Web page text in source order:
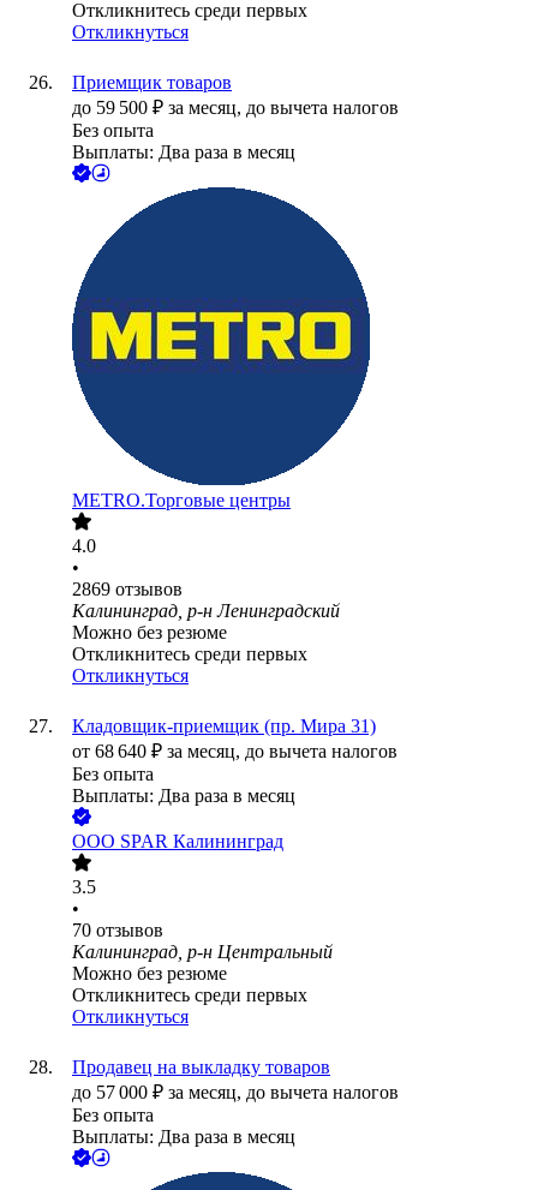
Откликнитесь среди первых
Откликнуться
Приемщик товаров
до 59 500 ₽ за месяц, до вычета налогов
Без опыта
Выплаты: Два раза в месяц
METRO.Торговые центры
4.0
•
2869 отзывов
Калининград, р-н Ленинградский
Можно без резюме
Откликнитесь среди первых
Откликнуться
Кладовщик-приемщик (пр. Мира 31)
от 68 640 ₽ за месяц, до вычета налогов
Без опыта
Выплаты: Два раза в месяц
ООО SPAR Калининград
3.5
•
70 отзывов
Калининград, р-н Центральный
Можно без резюме
Откликнитесь среди первых
Откликнуться
Продавец на выкладку товаров
до 57 000 ₽ за месяц, до вычета налогов
Без опыта
Выплаты: Два раза в месяц